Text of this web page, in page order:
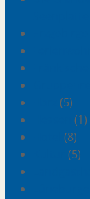
(5)
(1)
(8)
(5)